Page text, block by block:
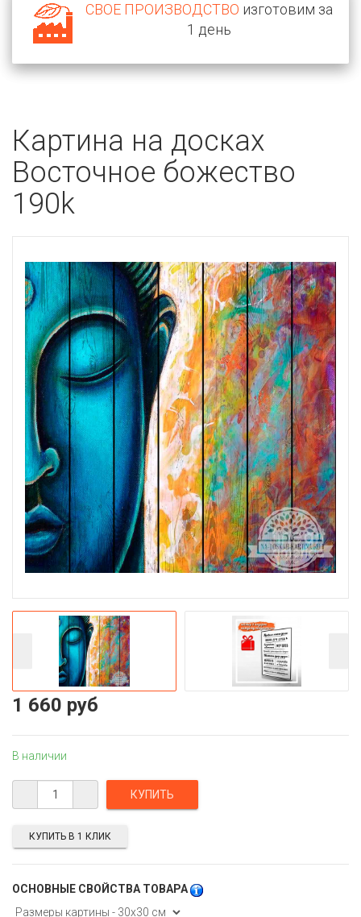
СВОЕ ПРОИЗВОДСТВО изготовим за
1 день
Картина на досках
Восточное божество
190k
1 660 руб
В наличии
ОСНОВНЫЕ СВОЙСТВА ТОВАРА
КУПИТЬ В 1 КЛИК